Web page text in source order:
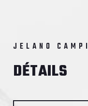
JELANO
DÉTAILS